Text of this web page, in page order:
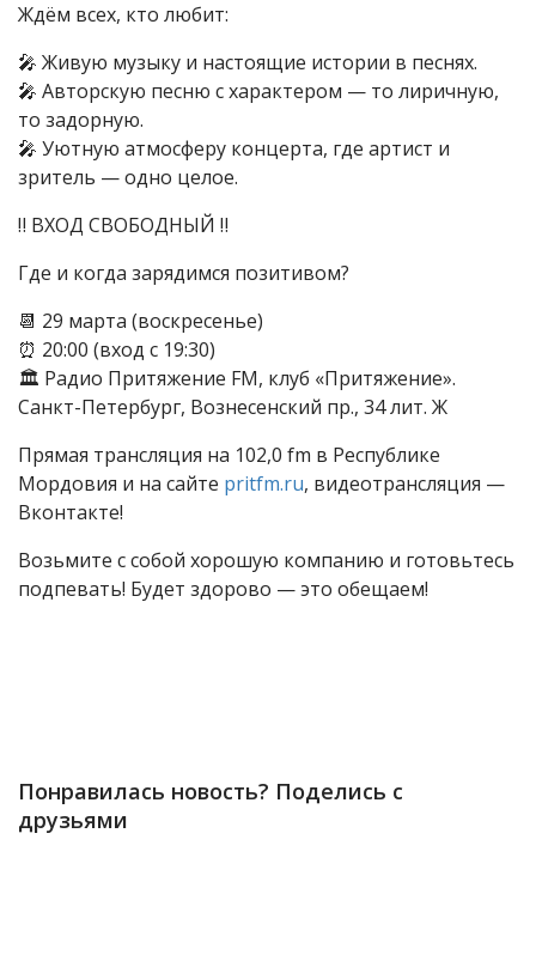
Ждём всех, кто любит:
🎤 Живую музыку и настоящие истории в песнях.
🎤 Авторскую песню с характером — то лиричную,
то задорную.
🎤 Уютную атмосферу концерта, где артист и
зритель — одно целое.
‼ ВХОД СВОБОДНЫЙ ‼
Где и когда зарядимся позитивом?
📆 29 марта (воскресенье)
⏰ 20:00 (вход с 19:30)
🏛 Радио Притяжение FM, клуб «Притяжение».
Санкт-Петербург, Вознесенский пр., 34 лит. Ж
Прямая трансляция на 102,0 fm в Республике
Мордовия и на сайте pritfm.ru, видеотрансляция —
Вконтакте!
Возьмите с собой хорошую компанию и готовьтесь
подпевать! Будет здорово — это обещаем!
Понравилась новость? Поделись с
друзьями